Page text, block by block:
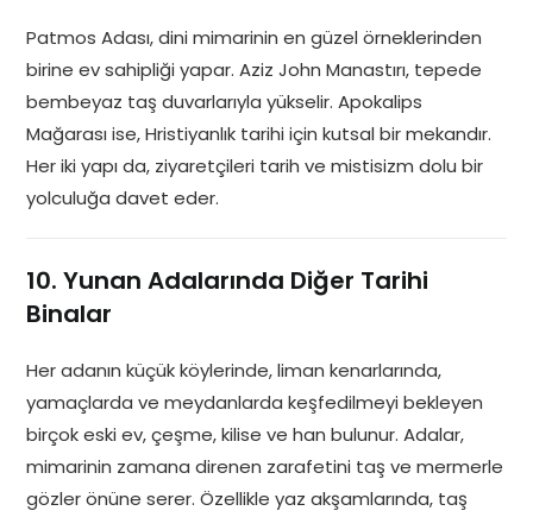
Patmos Adası, dini mimarinin en güzel örneklerinden
birine ev sahipliği yapar. Aziz John Manastırı, tepede
bembeyaz taş duvarlarıyla yükselir. Apokalips
Mağarası ise, Hristiyanlık tarihi için kutsal bir mekandır.
Her iki yapı da, ziyaretçileri tarih ve mistisizm dolu bir
yolculuğa davet eder.
10. Yunan Adalarında Diğer Tarihi
Binalar
Her adanın küçük köylerinde, liman kenarlarında,
yamaçlarda ve meydanlarda keşfedilmeyi bekleyen
birçok eski ev, çeşme, kilise ve han bulunur. Adalar,
mimarinin zamana direnen zarafetini taş ve mermerle
gözler önüne serer. Özellikle yaz akşamlarında, taş